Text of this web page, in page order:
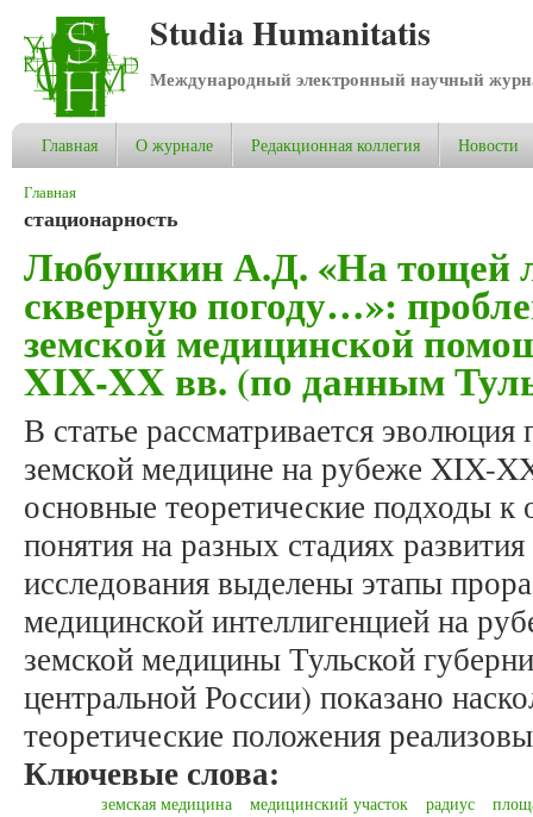
Studia Humanitatis
Международный электронный научный
Главная О журнале Редакционная коллегия Новости
Вы здесь
Главная
стационарность
Любушкин А.Д. «На тощей
скверную погоду…»:
земской медицинской
XIX-XX вв. (по данным
В статье рассматривается
земской медицине на рубеже XIX-
основные теоретические подходы к
понятия на разных стадиях
исследования выделены этапы
медицинской интеллигенцией на
земской медицины Тульской
центральной России) показано
теоретические положения
Ключевые слова:
земская медицина медицинский участок радиус